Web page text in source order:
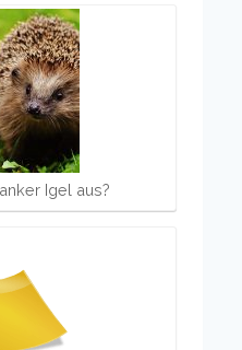
Igel aus?